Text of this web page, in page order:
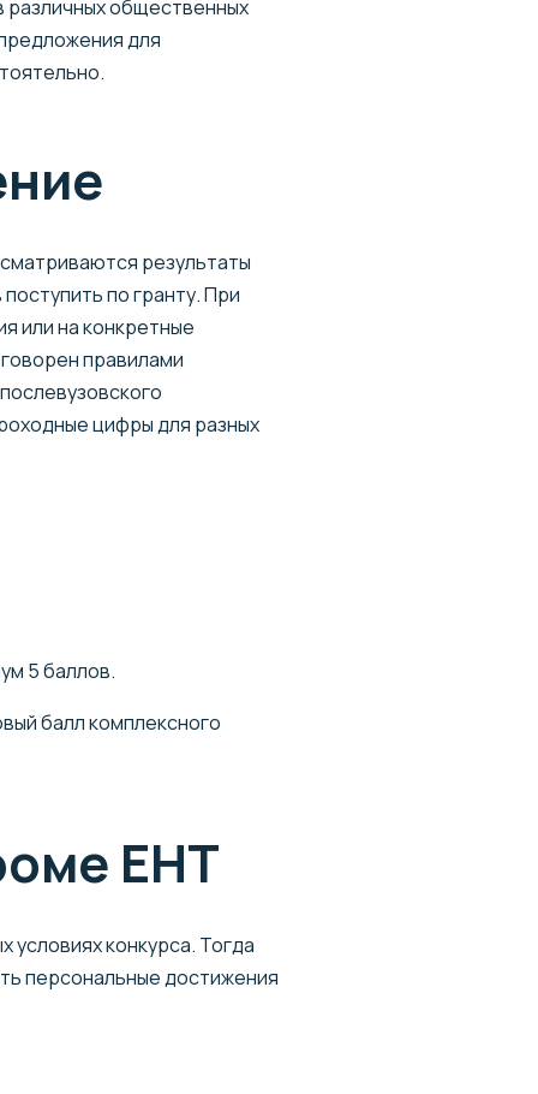
общественных
для
результаты
по гранту. При
или на конкретные
правилами
цифры для разных
5 баллов.
балл комплексного
ЕНТ
конкурса. Тогда
персональные достижения